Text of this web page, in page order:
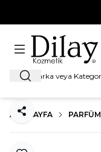
Ara
ANA SAYFA PARFÜM
Paylaş